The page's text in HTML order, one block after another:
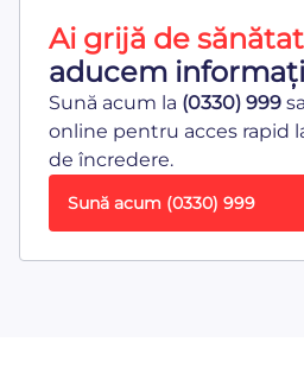
Ai grijă de
aducem
Sună acum la (0330) 999
online pentru acces rapid
de încredere.
Sună acum (0330) 999